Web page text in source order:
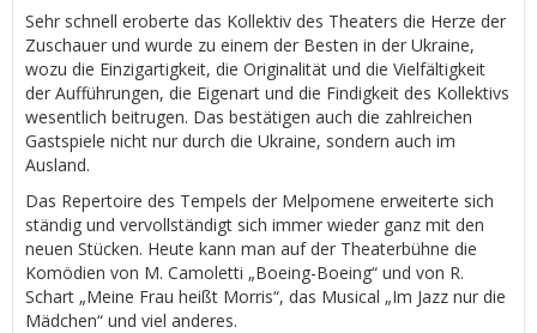
Sehr schnell eroberte das Kollektiv des Theaters die Herze der
Zuschauer und wurde zu einem der Besten in der Ukraine,
wozu die Einzigartigkeit, die Originalität und die Vielfältigkeit
der Aufführungen, die Eigenart und die Findigkeit des Kollektivs
wesentlich beitrugen. Das bestätigen auch die zahlreichen
Gastspiele nicht nur durch die Ukraine, sondern auch im
Ausland.
Das Repertoire des Tempels der Melpomene erweiterte sich
ständig und vervollständigt sich immer wieder ganz mit den
neuen Stücken. Heute kann man auf der Theaterbühne die
Komödien von M. Camoletti „Boeing-Boeing“ und von R.
Schart „Meine Frau heißt Morris“, das Musical „Im Jazz nur die
Mädchen“ und viel anderes.